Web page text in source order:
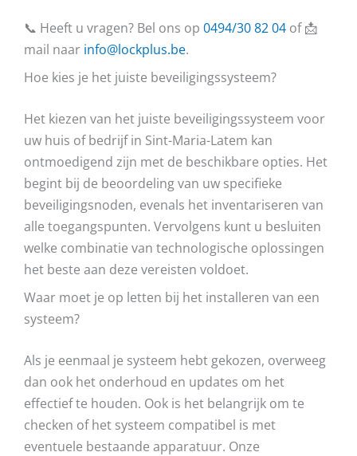
📞 Heeft u vragen? Bel ons op 0494/30 82 04 of 📩
mail naar info@lockplus.be.
Hoe kies je het juiste beveiligingssysteem?
Het kiezen van het juiste beveiligingssysteem voor
uw huis of bedrijf in Sint-Maria-Latem kan
ontmoedigend zijn met de beschikbare opties. Het
begint bij de beoordeling van uw specifieke
beveiligingsnoden, evenals het inventariseren van
alle toegangspunten. Vervolgens kunt u besluiten
welke combinatie van technologische oplossingen
het beste aan deze vereisten voldoet.
Waar moet je op letten bij het installeren van een
systeem?
Als je eenmaal je systeem hebt gekozen, overweeg
dan ook het onderhoud en updates om het
effectief te houden. Ook is het belangrijk om te
checken of het systeem compatibel is met
eventuele bestaande apparatuur. Onze